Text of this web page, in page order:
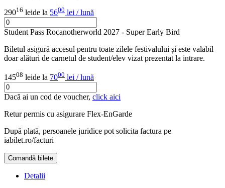
29016 leide la 5600 lei / lună
Student Pass Rocanotherworld 2027 - Super Early Bird
Biletul asigură accesul pentru toate zilele festivalului și este valabil
doar alături de carnetul de student/elev vizat prezentat la intrare.
14508 leide la 7000 lei / lună
Dacă ai un cod de voucher, click aici
Retur permis cu asigurare Flex-EnGarde
După plată, persoanele juridice pot solicita factura pe
iabilet.ro/facturi
Comandă bilete
Detalii